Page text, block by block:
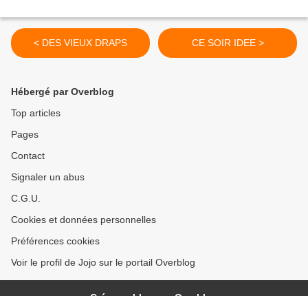
< DES VIEUX DRAPS CE SOIR IDEE >
Hébergé par Overblog
Top articles
Pages
Contact
Signaler un abus
C.G.U.
Cookies et données personnelles
Préférences cookies
Voir le profil de Jojo sur le portail Overblog